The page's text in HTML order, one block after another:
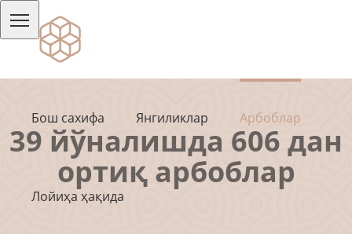
Бош сахифа Янгиликлар Арбоблар
Лойиҳа ҳақида
39 йўналишда 606 дан
ортиқ арбоблар